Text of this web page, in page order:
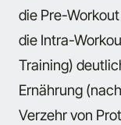
die Pre-
die Intra-
Training)
Ernährung
Verzehr von